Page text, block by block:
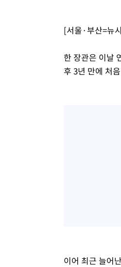
[서울·부산=뉴
한 장관은 이날
후 3년 만에 처
이어 최근 늘어